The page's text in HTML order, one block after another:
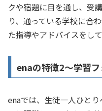
クや宿題に目を通し、受
り、通っている学校に合
た指導やアドバイスをして
enaの特徴2～学習
enaでは、生徒一人ひと